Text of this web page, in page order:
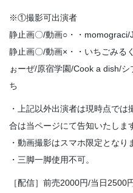
※①撮影可出演者
静止画〇/動画○・・momograci/
静止画〇/動画×・・いちごみる
ぉーぜ/原宿学園/Cook a dish/
ち
・上記以外出演者は現時点で
合は当ページにて告知いたしま
・動画撮影はスマホ限定となり
・三脚一脚使用不可。
［配信］前売2000円/当日